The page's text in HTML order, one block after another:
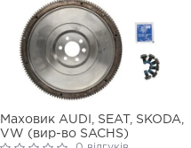
Маховик AUDI, SEAT, SKODA,
VW (вир-во SACHS)